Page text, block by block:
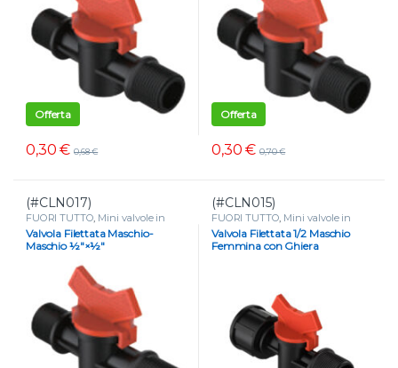
Offerta
0,30€ 0,68€
Offerta
0,30€ 0,70€
(#CLN017)
FUORI TUTTO Mini valvole in
plastica ,Mini valvole portagomma
e tape,VALVOLE
Valvola Filettata Maschio-
Maschio ½″×½″
(#CLN015)
FUORI TUTTO Mini valvole in
plastica ,Mini valvole portagomma
e tape,VALVOLE
Valvola Filettata 1/2 Maschio
Femmina con Ghiera